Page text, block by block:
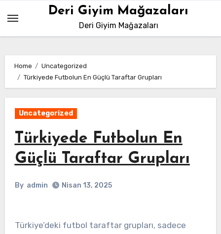
content
Deri Giyim Mağazaları
Deri Giyim Mağazaları
Home
Uncategorized
Türkiyede Futbolun En Güçlü Taraftar Grupları
Uncategorized
Türkiyede Futbolun En
Güçlü Taraftar Grupları
By admin Nisan 13, 2025
Türkiye’deki futbol taraftar grupları, sadece